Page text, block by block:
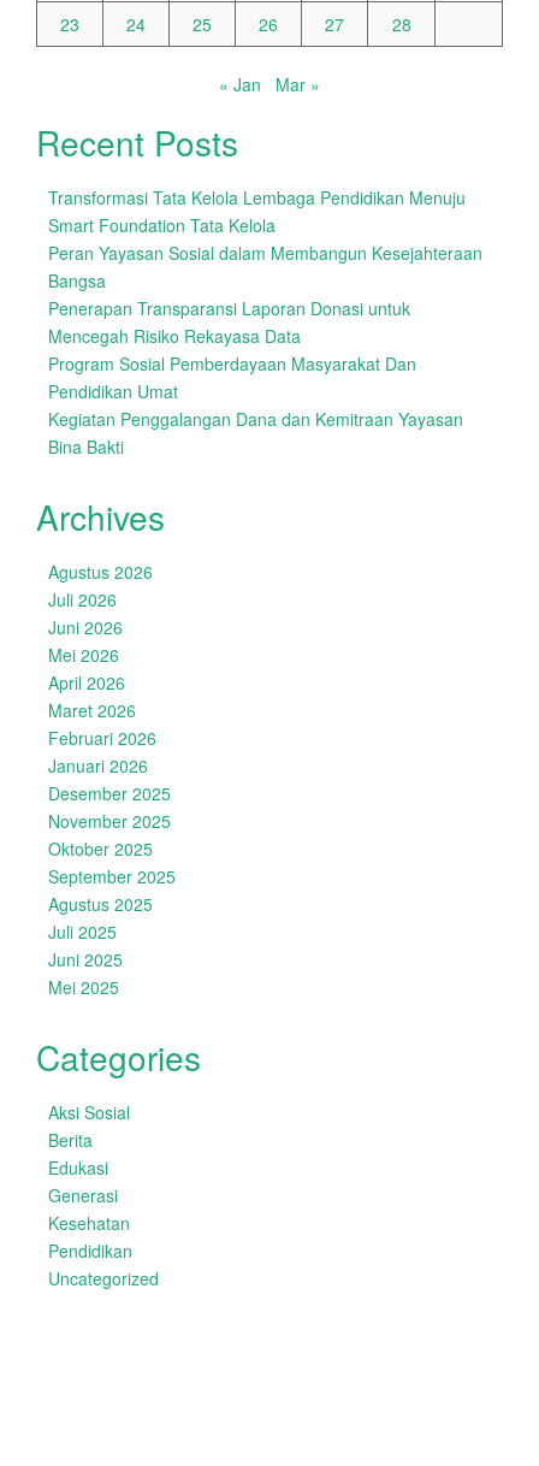
23
24 25 26 27 28
« Jan Mar »
Recent Posts
Transformasi Tata Kelola Lembaga Pendidikan Menuju
Smart Foundation Tata Kelola
Peran Yayasan Sosial dalam Membangun Kesejahteraan
Bangsa
Penerapan Transparansi Laporan Donasi untuk
Mencegah Risiko Rekayasa Data
Program Sosial Pemberdayaan Masyarakat Dan
Pendidikan Umat
Kegiatan Penggalangan Dana dan Kemitraan Yayasan
Bina Bakti
Archives
Agustus 2026
Juli 2026
Juni 2026
Mei 2026
April 2026
Maret 2026
Februari 2026
Januari 2026
Desember 2025
November 2025
Oktober 2025
September 2025
Agustus 2025
Juli 2025
Juni 2025
Mei 2025
Categories
Aksi Sosial
Berita
Edukasi
Generasi
Kesehatan
Pendidikan
Uncategorized